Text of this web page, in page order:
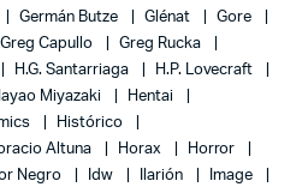
Germán Butze Glénat
Gore
Greg Capullo
Greg Rucka
H.G. Santarriaga
H.P. Lovecraft
Miyazaki
Hentai
Histórico
Altuna Horax
Horror
Negro Idw Ilarión
Image